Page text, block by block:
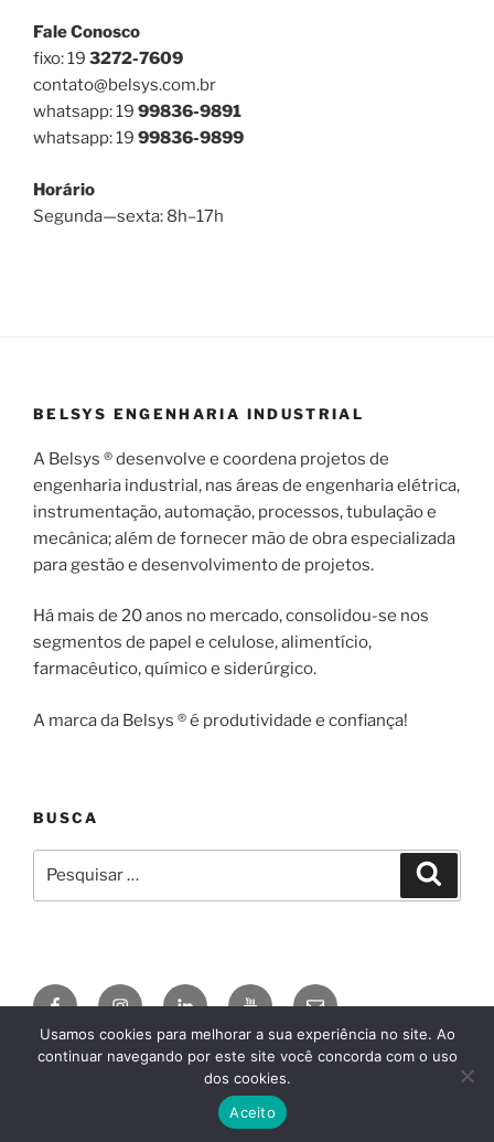
Fale Conosco
fixo: 19 3272-7609
contato@belsys.com.br
whatsapp: 19 99836-9891
whatsapp: 19 99836-9899
Horário
Segunda—sexta: 8h–17h
BELSYS ENGENHARIA INDUSTRIAL
A Belsys ® desenvolve e coordena projetos de
engenharia industrial, nas áreas de engenharia elétrica,
instrumentação, automação, processos, tubulação e
mecânica; além de fornecer mão de obra especializada
para gestão e desenvolvimento de projetos.
Há mais de 20 anos no mercado, consolidou-se nos
segmentos de papel e celulose, alimentício,
farmacêutico, químico e siderúrgico.
A marca da Belsys ® é produtividade e confiança!
BUSCA
por:
FacebookInstagramLinkedinYouTubeE-
mail
© 2026BELSYS ENGENHARIA AgDSN, byClaudio
Usamos cookies para melhorar a sua experiência no site. Ao
continuar navegando por este site você concorda com o uso
dos cookies.
Aceito